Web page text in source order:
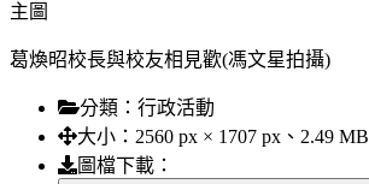
主圖
葛煥昭校長與校友相見歡(馮文星拍攝)
分類： 行政活動
大小： 2560 px × 1707 px、2.49 MB
圖檔下載：